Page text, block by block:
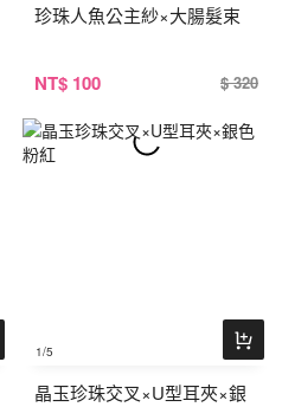
珍珠人魚公主紗×大腸髮束
NT$ 100 $ 320
1/5
晶玉珍珠交叉×U型耳夾×銀